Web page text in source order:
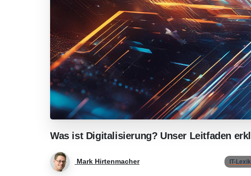
Was ist Digitalisierung? Unser Leitfaden
Mark Hirtenmacher IT-